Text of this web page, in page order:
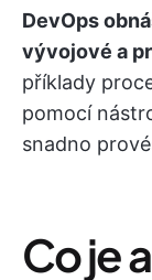
DevOps
vývojové a
příklady
pomocí
snadno
Co je